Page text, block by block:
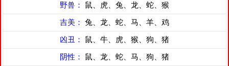
野兽： 鼠、虎、兔、龙、蛇、猴
吉美： 兔、龙、蛇、马、羊、鸡
凶丑： 鼠、牛、虎、猴、狗、猪
阴性： 鼠、龙、蛇、马、狗、猪